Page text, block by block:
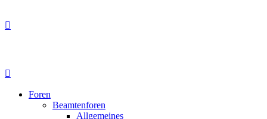
Foren
Beamtenforen
Allgemeines